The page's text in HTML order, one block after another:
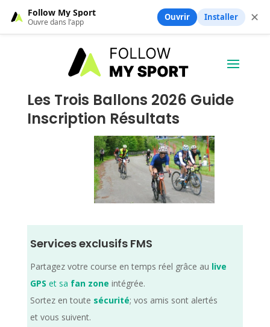
Les Trois Ballons 2026 Guide
Inscription Résultats
Services exclusifs FMS
Partagez votre course en temps réel grâce au live
GPS et sa fan zone intégrée.
Sortez en toute sécurité; vos amis sont alertés
et vous suivent.
Follow My Sport
Ouvre dans l’app Ouvrir Installer ✕